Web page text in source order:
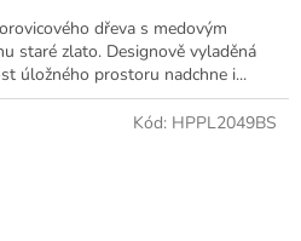
dřeva s medovým
staré zlato. Designově vyladěná
úložného prostoru nadchne i...
Kód: HPPL2049BS